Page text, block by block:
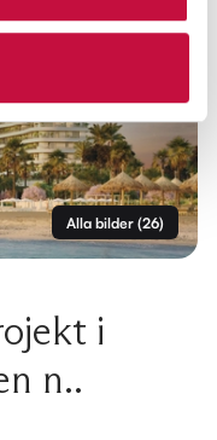
Alla bilder (26)
i
n..